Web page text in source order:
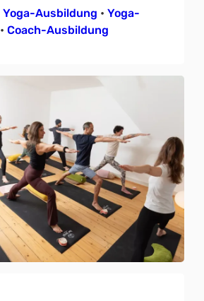
Yoga-Ausbildung • Yoga-
• Coach-Ausbildung